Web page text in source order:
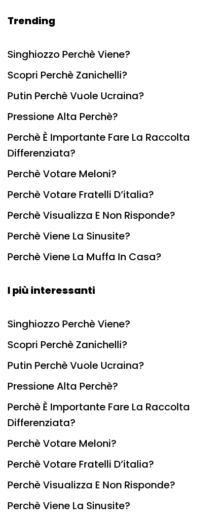
Trending
Singhiozzo Perchè Viene?
Scopri Perchè Zanichelli?
Putin Perchè Vuole Ucraina?
Pressione Alta Perchè?
Perchè È Importante Fare La Raccolta
Differenziata?
Perchè Votare Meloni?
Perchè Votare Fratelli D’italia?
Perchè Visualizza E Non Risponde?
Perchè Viene La Sinusite?
Perchè Viene La Muffa In Casa?
I più interessanti
Singhiozzo Perchè Viene?
Scopri Perchè Zanichelli?
Putin Perchè Vuole Ucraina?
Pressione Alta Perchè?
Perchè È Importante Fare La Raccolta
Differenziata?
Perchè Votare Meloni?
Perchè Votare Fratelli D’italia?
Perchè Visualizza E Non Risponde?
Perchè Viene La Sinusite?